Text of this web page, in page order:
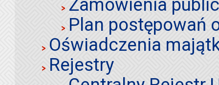
Zamówienia
Plan postępowań
Oświadczenia
Rejestry